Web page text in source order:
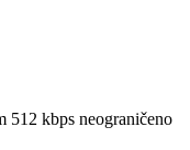
512 kbps neograničeno